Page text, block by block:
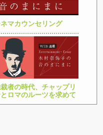
マカウンセリング
者の時代、チャップリ
ロマのルーツを求めて